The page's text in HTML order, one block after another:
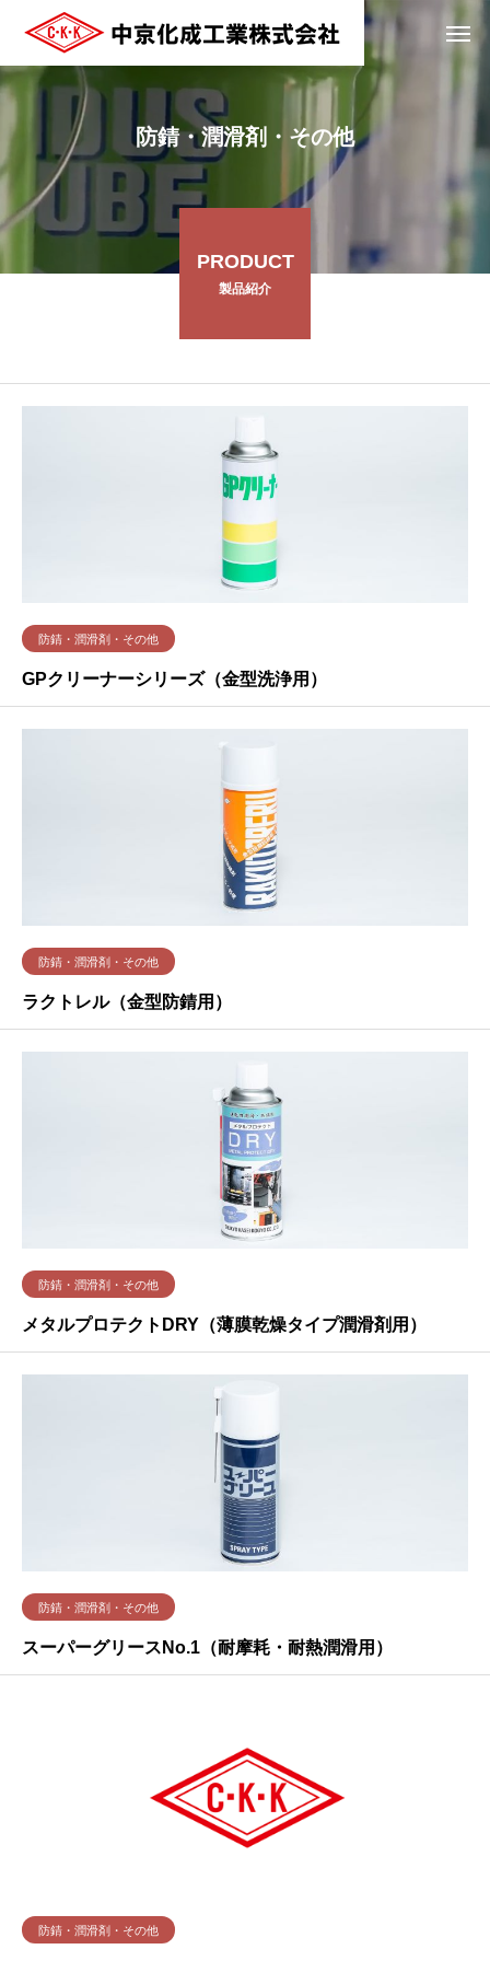
防錆・潤滑剤・その他
PRODUCT
製品紹介
防錆・潤滑剤・その他
GPクリーナーシリーズ（金型洗浄用）
防錆・潤滑剤・その他
ラクトレル（金型防錆用）
防錆・潤滑剤・その他
メタルプロテクトDRY（薄膜乾燥タイプ潤滑剤用）
防錆・潤滑剤・その他
スーパーグリースNo.1（耐摩耗・耐熱潤滑用）
防錆・潤滑剤・その他